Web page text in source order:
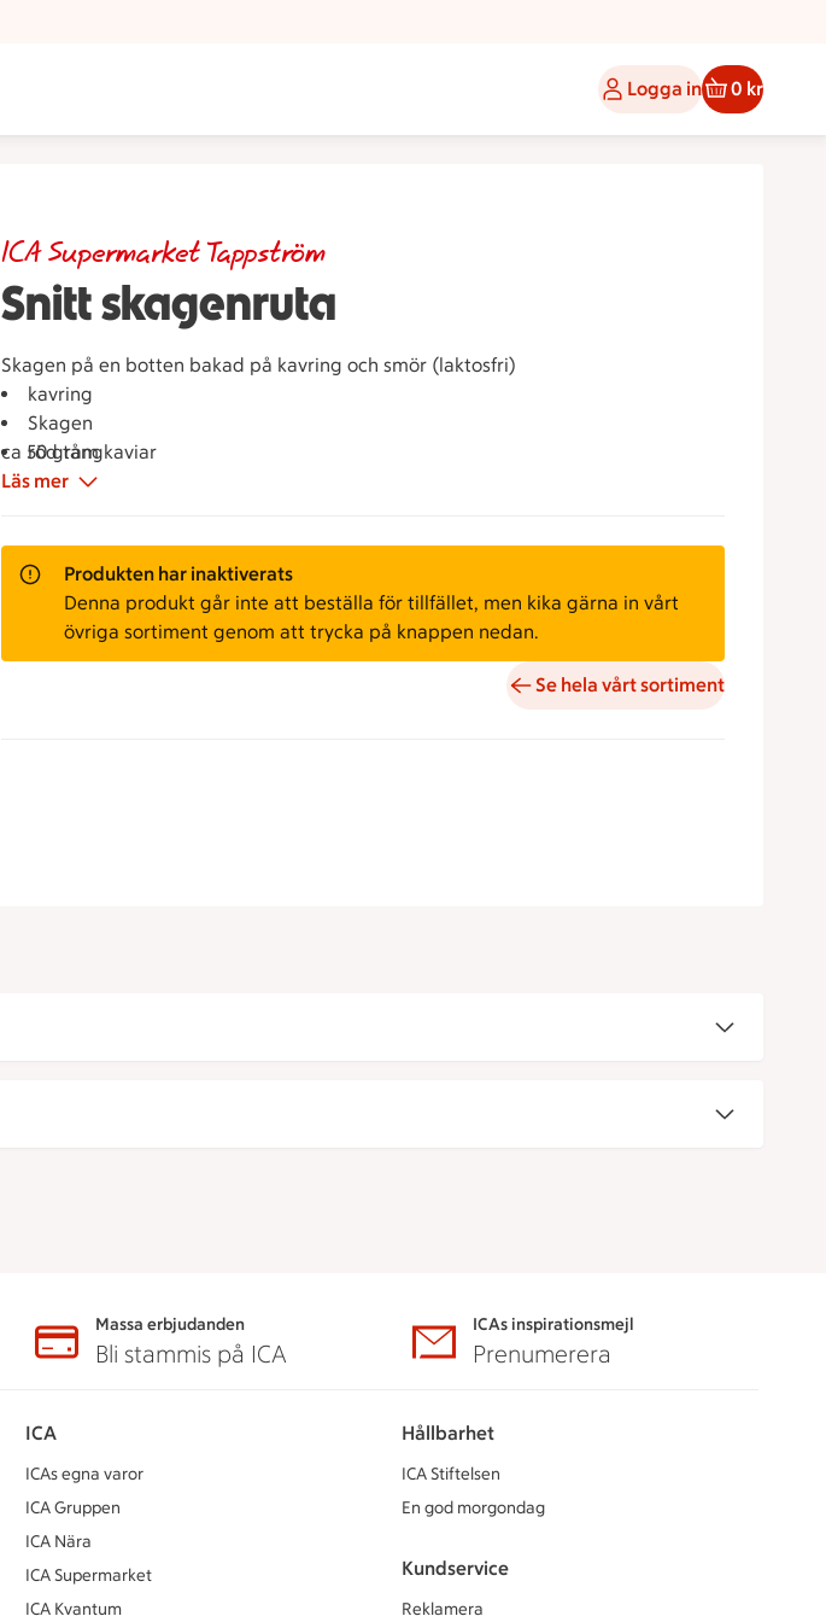
Logga in 0 kr
Snitt skagenruta
ICA Supermarket Tappström
Skagen på en botten bakad på kavring och smör (laktosfri)
kavring
Skagen
röd tångkaviar
rödlök
ca 50 gram
Läs mer
Produkten har inaktiverats
Denna produkt går inte att beställa för tillfället, men kika gärna in vårt
övriga sortiment genom att trycka på knappen nedan.
Se hela vårt sortiment
Massa erbjudanden
Bli stammis på ICA
ICAs inspirationsmejl
Prenumerera
ICA
ICAs egna varor
ICA Gruppen
ICA Nära
ICA Supermarket
ICA Kvantum
Hållbarhet
ICA Stiftelsen
En god morgondag
Kundservice
Reklamera